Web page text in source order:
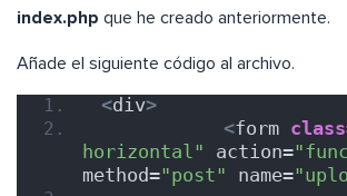
index.php que he creado anteriormente.
Añade el siguiente código al archivo.
<div>
<form class
horizontal" action=
method="post" name=